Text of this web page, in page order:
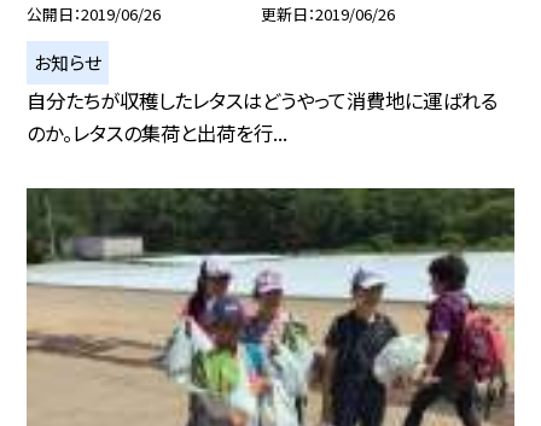
公開日 2019/06/26 更新日 2019/06/26
お知らせ
自分たちが収穫したレタスはどうやって消費地に運ばれる
のか。レタスの集荷と出荷を行...